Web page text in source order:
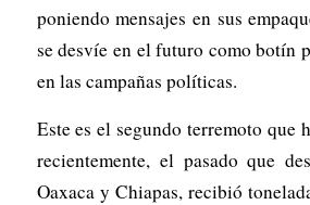
poniendo mensajes en sus
se desvíe en el futuro como botín
en las campañas políticas.
Este es el segundo terremoto que
recientemente, el pasado que
Oaxaca y Chiapas, recibió